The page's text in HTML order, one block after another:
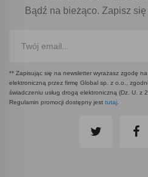
Bądź na bieżąco. Zapisz
** Zapisując się na newsletter wyrażasz zgodę
elektroniczną przez firmę Global sp. z o.o.,
świadczeniu usług drogą elektroniczną (Dz. U. z
Regulamin promocji dostępny jest tutaj.